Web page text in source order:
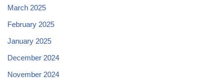
March 2025
February 2025
January 2025
December 2024
November 2024